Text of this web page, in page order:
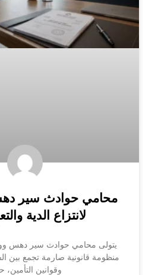
محامي حوادث سير
لانتزاع الدية
يتولى محامي حوادث سير دهس
منظومة قانونية صارمة تجمع بين
وقوانين التأمين،